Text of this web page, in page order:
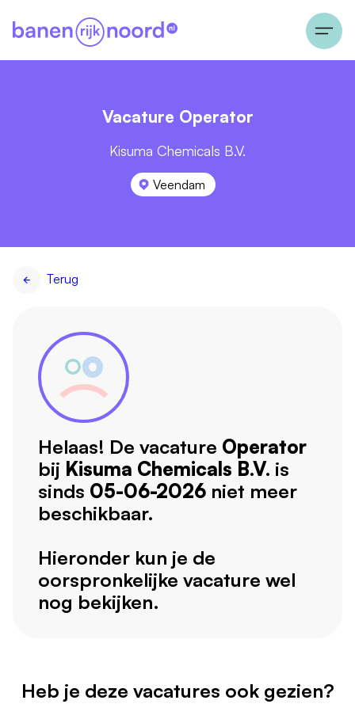
Vacature Operator
Kisuma Chemicals B.V.
Veendam
Terug
Helaas! De vacature Operator
bij Kisuma Chemicals B.V. is
sinds 05-06-2026 niet meer
beschikbaar.
Hieronder kun je de
oorspronkelijke vacature wel
nog bekijken.
Heb je deze vacatures ook gezien?